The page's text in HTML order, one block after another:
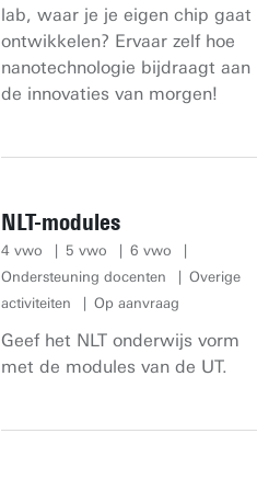
lab, waar je je eigen chip gaat
ontwikkelen? Ervaar zelf hoe
nanotechnologie bijdraagt aan
de innovaties van morgen!
NLT-modules
4 vwo 5 vwo
6 vwo
Ondersteuning docenten
Overige
activiteiten
Op aanvraag
Geef het NLT onderwijs vorm
met de modules van de UT.